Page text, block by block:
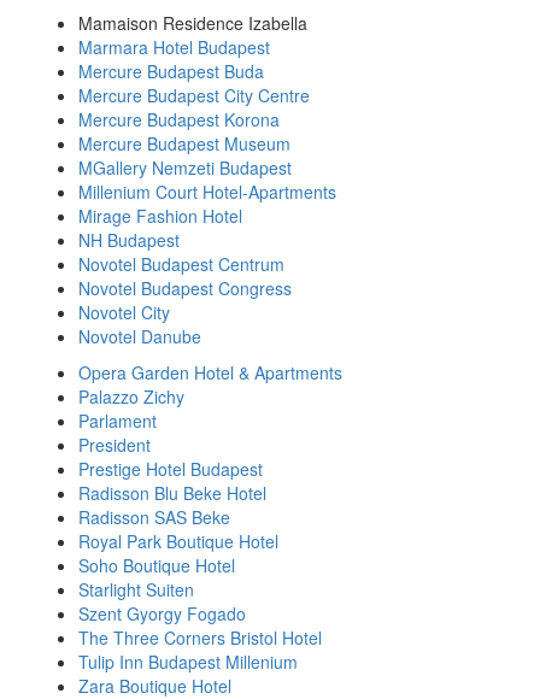
Mamaison Residence Izabella
Marmara Hotel Budapest
Mercure Budapest Buda
Mercure Budapest City Centre
Mercure Budapest Korona
Mercure Budapest Museum
MGallery Nemzeti Budapest
Millenium Court Hotel-Apartments
Mirage Fashion Hotel
NH Budapest
Novotel Budapest Centrum
Novotel Budapest Congress
Novotel City
Novotel Danube
Opera Garden Hotel & Apartments
Palazzo Zichy
Parlament
President
Prestige Hotel Budapest
Radisson Blu Beke Hotel
Radisson SAS Beke
Royal Park Boutique Hotel
Soho Boutique Hotel
Starlight Suiten
Szent Gyorgy Fogado
The Three Corners Bristol Hotel
Tulip Inn Budapest Millenium
Zara Boutique Hotel